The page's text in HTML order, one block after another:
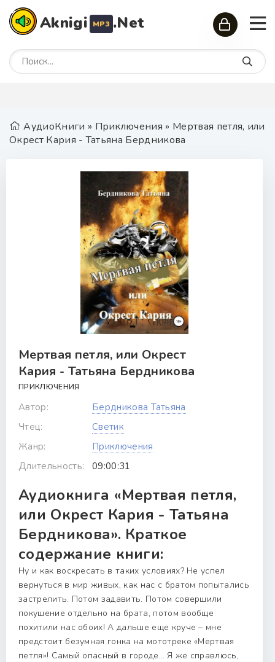
Aknigi MP3 .Net
АудиоКниги » Приключения » Мертвая петля, или
Окрест Кария - Татьяна Бердникова
Мертвая петля, или Окрест
Кария - Татьяна Бердникова
ПРИКЛЮЧЕНИЯ
Автор:
Бердникова Татьяна
Чтец:
Светик
Жанр:
Приключения
Длительность:
09:00:31
Аудиокнига «Мертвая петля,
или Окрест Кария - Татьяна
Бердникова». Краткое
содержание книги:
Ну и как воскресать в таких условиях? Не успел
вернуться в мир живых, как нас с братом попытались
застрелить. Потом задавить. Потом совершили
покушение отдельно на брата, потом вообще
похитили нас обоих! А дальше еще круче – мне
предстоит безумная гонка на мототреке «Мертвая
петля»! Самый опасный в городе… Я же справлюсь,